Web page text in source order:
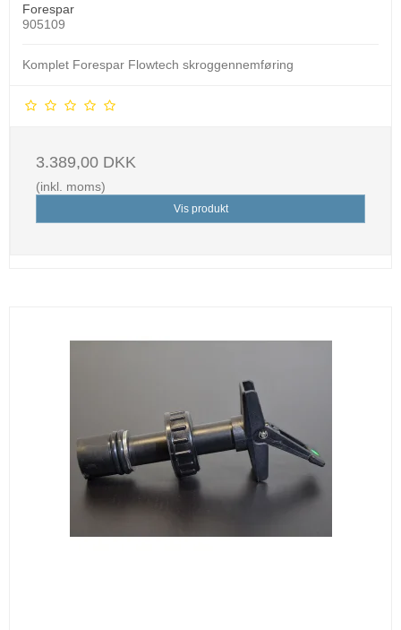
Forespar
905109
Komplet Forespar Flowtech skroggennemføring
3.389,00 DKK
(inkl. moms)
Vis produkt